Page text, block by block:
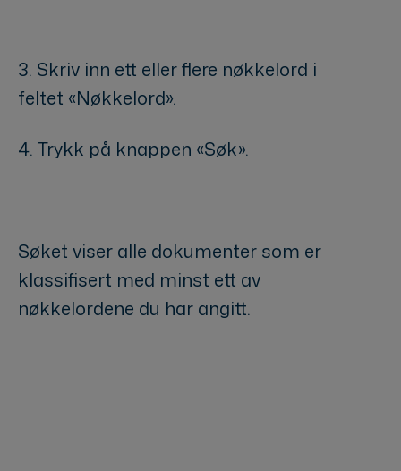
3. Skriv inn ett eller flere nøkkelord i
feltet «Nøkkelord».
4. Trykk på knappen «Søk».
Søket viser alle dokumenter som er
klassifisert med minst ett av
nøkkelordene du har angitt.